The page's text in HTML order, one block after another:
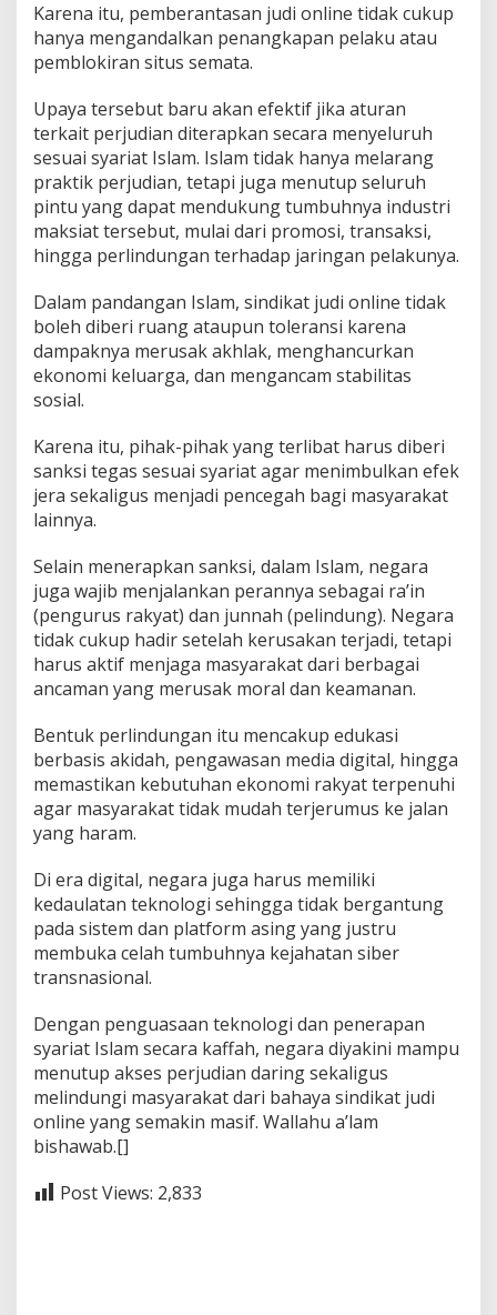
Karena itu, pemberantasan judi online tidak cukup
hanya mengandalkan penangkapan pelaku atau
pemblokiran situs semata.
Upaya tersebut baru akan efektif jika aturan
terkait perjudian diterapkan secara menyeluruh
sesuai syariat Islam. Islam tidak hanya melarang
praktik perjudian, tetapi juga menutup seluruh
pintu yang dapat mendukung tumbuhnya industri
maksiat tersebut, mulai dari promosi, transaksi,
hingga perlindungan terhadap jaringan pelakunya.
Dalam pandangan Islam, sindikat judi online tidak
boleh diberi ruang ataupun toleransi karena
dampaknya merusak akhlak, menghancurkan
ekonomi keluarga, dan mengancam stabilitas
sosial.
Karena itu, pihak-pihak yang terlibat harus diberi
sanksi tegas sesuai syariat agar menimbulkan efek
jera sekaligus menjadi pencegah bagi masyarakat
lainnya.
Selain menerapkan sanksi, dalam Islam, negara
juga wajib menjalankan perannya sebagai ra’in
(pengurus rakyat) dan junnah (pelindung). Negara
tidak cukup hadir setelah kerusakan terjadi, tetapi
harus aktif menjaga masyarakat dari berbagai
ancaman yang merusak moral dan keamanan.
Bentuk perlindungan itu mencakup edukasi
berbasis akidah, pengawasan media digital, hingga
memastikan kebutuhan ekonomi rakyat terpenuhi
agar masyarakat tidak mudah terjerumus ke jalan
yang haram.
Di era digital, negara juga harus memiliki
kedaulatan teknologi sehingga tidak bergantung
pada sistem dan platform asing yang justru
membuka celah tumbuhnya kejahatan siber
transnasional.
Dengan penguasaan teknologi dan penerapan
syariat Islam secara kaffah, negara diyakini mampu
menutup akses perjudian daring sekaligus
melindungi masyarakat dari bahaya sindikat judi
online yang semakin masif. Wallahu a’lam
bishawab.[]
Post Views: 2,833